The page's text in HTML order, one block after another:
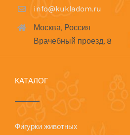
info@kukladom.ru
Москва, Россия
Врачебный проезд, 8
КАТАЛОГ
Фигурки животных